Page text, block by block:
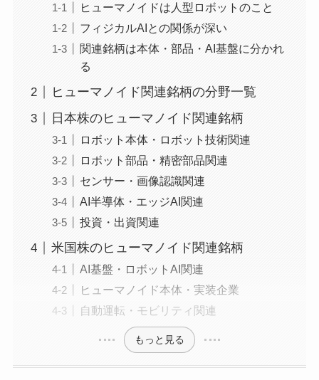
ヒューマノイドは人型ロボットのこと
フィジカルAIとの関係が深い
関連銘柄は本体・部品・AI基盤に分かれ
る
ヒューマノイド関連銘柄の分野一覧
日本株のヒューマノイド関連銘柄
ロボット本体・ロボット技術関連
ロボット部品・精密部品関連
センサー・画像認識関連
AI半導体・エッジAI関連
投資・出資関連
米国株のヒューマノイド関連銘柄
AI基盤・ロボットAI関連
ヒューマノイド本体・実装企業
自動運転・モビリティ関連
もっと見る